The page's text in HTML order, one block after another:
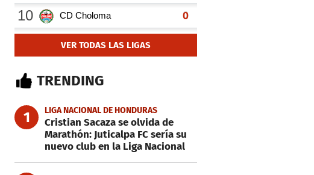
VER TODAS LAS LIGAS
TRENDING
1 LIGA NACIONAL DE HONDURAS
Cristian Sacaza se olvida de
Marathón: Juticalpa FC sería su
nuevo club en la Liga Nacional